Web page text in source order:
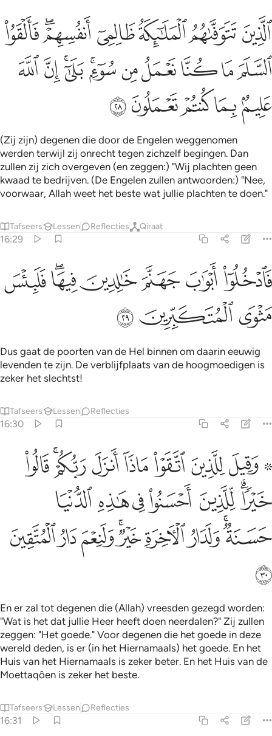
الذين تتوفاهم الملايكة ظالمي انفسهم فالقوا السلم ما كنا نعمل من
ٱلَّذِينَ تَتَوَفَّىٰهُمُ ٱلْمَلَـٰٓئِكَةُ ظَالِمِىٓ أَنفُسِهِمْ ۖ فَأَلْقَوُا۟ ٱلسَّلَمَ مَا كُنَّا
ﱘﱙﱚﱛﱜﱝﱞ
ﱟﱠﱡﱢﱣﱤﱥﱦﱧﱨﱩ
ﱪﱫ ﱬﱭﱮ
(Zij zijn) degenen die door de Engelen weggenomen
werden terwijl zij onrecht tegen zichzelf begingen. Dan
zullen zij zich overgeven (en zeggen:) "Wij plachten geen
kwaad te bedrijven. (De Engelen zullen antwoorden:) "Nee,
voorwaar, Allah weet het beste wat jullie plachten te doen."
Tafseers Lessen Reflecties Qiraat
16:29
فادخلوا ابواب جهنم خالدين فيها فلبيس مثوى المتكبرين ٢٩
فَٱدْخُلُوٓا۟ أَبْوَٰبَ جَهَنَّمَ خَـٰلِدِينَ فِيهَا ۖ فَلَبِئْسَ مَثْوَى ٱلْمُتَكَبِّرِينَ
ﱯﱰﱱﱲﱳﱴﱵ
ﱶﱷﱸ
Dus gaat de poorten van de Hel binnen om daarin eeuwig
levenden te zijn. De verblijfplaats van de hoogmoedigen is
zeker het slechtst!
Tafseers Lessen Reflecties
16:30
۞ وقيل للذين اتقوا ماذا انزل ربكم قالوا خيرا للذين احسنوا في هاذه
۞ وَقِيلَ لِلَّذِينَ ٱتَّقَوْا۟ مَاذَآ أَنزَلَ رَبُّكُمْ ۚ قَالُوا۟
ﱹ ﱺﱻﱼﱽﱾﱿﲀﲁ
ﲂﲃﲄ ﲅﲆﲇﲈ
ﲉﲊﲋﲌﲍﲎﲏﲐﲑ
ﲒ
En er zal tot degenen die (Allah) vreesden gezegd worden:
"Wat is het dat jullie Heer heeft doen neerdalen?" Zij zullen
zeggen: "Het goede." Voor degenen die het goede in deze
wereld deden, is er (in het Hiernamaals) het goede. En het
Huis van het Hiernamaals is zeker beter. En het Huis van de
Moettaqôen is zeker het beste.
Tafseers Lessen Reflecties
16:31